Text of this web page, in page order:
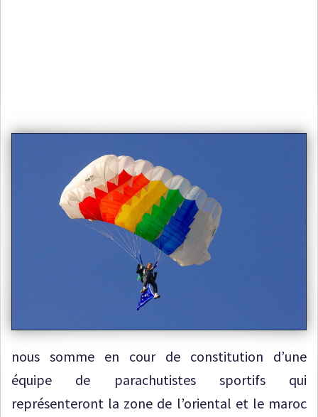
nous somme en cour de constitution d’une
équipe de parachutistes sportifs qui
représenteront la zone de l’oriental et le maroc